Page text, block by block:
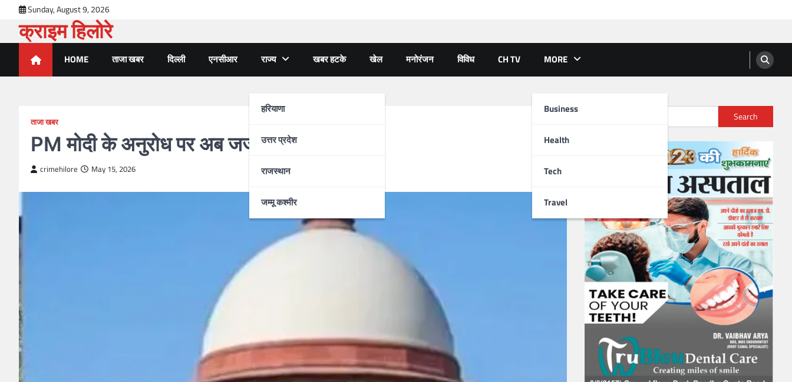
content
Sunday, August 9, 2026
क्राइम हिलोरे
HOME ताजा खबर दिल्ली एनसीआर राज्य
हरियाणा
उत्तर प्रदेश
राजस्थान
जम्मू कश्मीर
खबर हटके खेल मनोरंजन विविध CH TV MORE
Business
Health
Tech
Travel
ताजा खबर
PM मोदी के अनुरोध पर अब जज करेंगे कारपूलिंग
crimehilore May 15, 2026
Search